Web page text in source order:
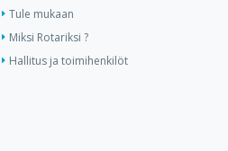
Tule mukaan
Miksi Rotariksi ?
Hallitus ja toimihenkilöt